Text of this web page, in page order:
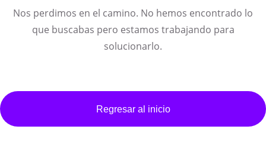
Nos perdimos en el camino. No hemos encontrado lo
que buscabas pero estamos trabajando para
solucionarlo.
Regresar al inicio